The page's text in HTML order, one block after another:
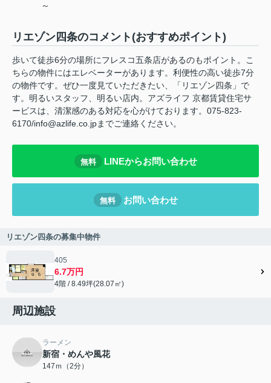
～
リエゾン四条のコメント(おすすめポイント)
歩いて徒歩6分の場所にフレスコ五条店があるのもポイント。こ
ちらの物件にはエレベーターがあります。利便性の高い徒歩7分
の物件です。ぜひ一度見ていただきたい、「リエゾン四条」で
す。明るいスタッフ、明るい店内。アズライフ 京都賃貸住宅サ
ービスは、清潔感のある対応を心がけております。075-823-
6170/info@azlife.co.jpまでご連絡ください。
無料 LINEからお問い合わせ
無料 お問い合わせ
リエゾン四条の募集中物件
405
6.7万円
4階 / 8.49坪(28.07㎡)
周辺施設
ラーメン
新宿・めんや風花
147ｍ（2分）